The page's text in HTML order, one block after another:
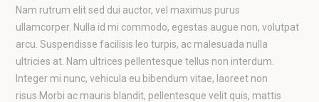
Nam rutrum elit sed dui auctor, vel maximus purus
ullamcorper. Nulla id mi commodo, egestas augue non, volutpat
arcu. Suspendisse facilisis leo turpis, ac malesuada nulla
ultricies at. Nam ultrices pellentesque tellus non interdum.
Integer mi nunc, vehicula eu bibendum vitae, laoreet non
risus.Morbi ac mauris blandit, pellentesque velit quis, mattis